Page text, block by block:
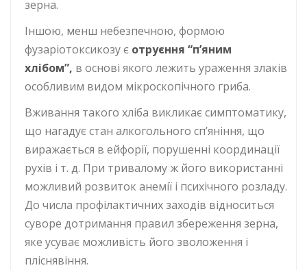
зерна.
Іншою, менш небезпечною, формою
фузаріотоксикозу є отруєння “п’яним
хлібом”, в основі якого лежить ураження злаків
особливим видом мікроскопічного гриба.
Вживання такого хліба викликає симптоматику,
що нагадує стан алкогольного сп’яніння, що
виражається в ейфорії, порушенні координації
рухів і т. д. При тривалому ж його використанні
можливий розвиток анемії і психічного розладу.
До числа профілактичних заходів відноситься
суворе дотримання правил збереження зерна,
яке усуває можливість його зволоження і
пліснявіння.